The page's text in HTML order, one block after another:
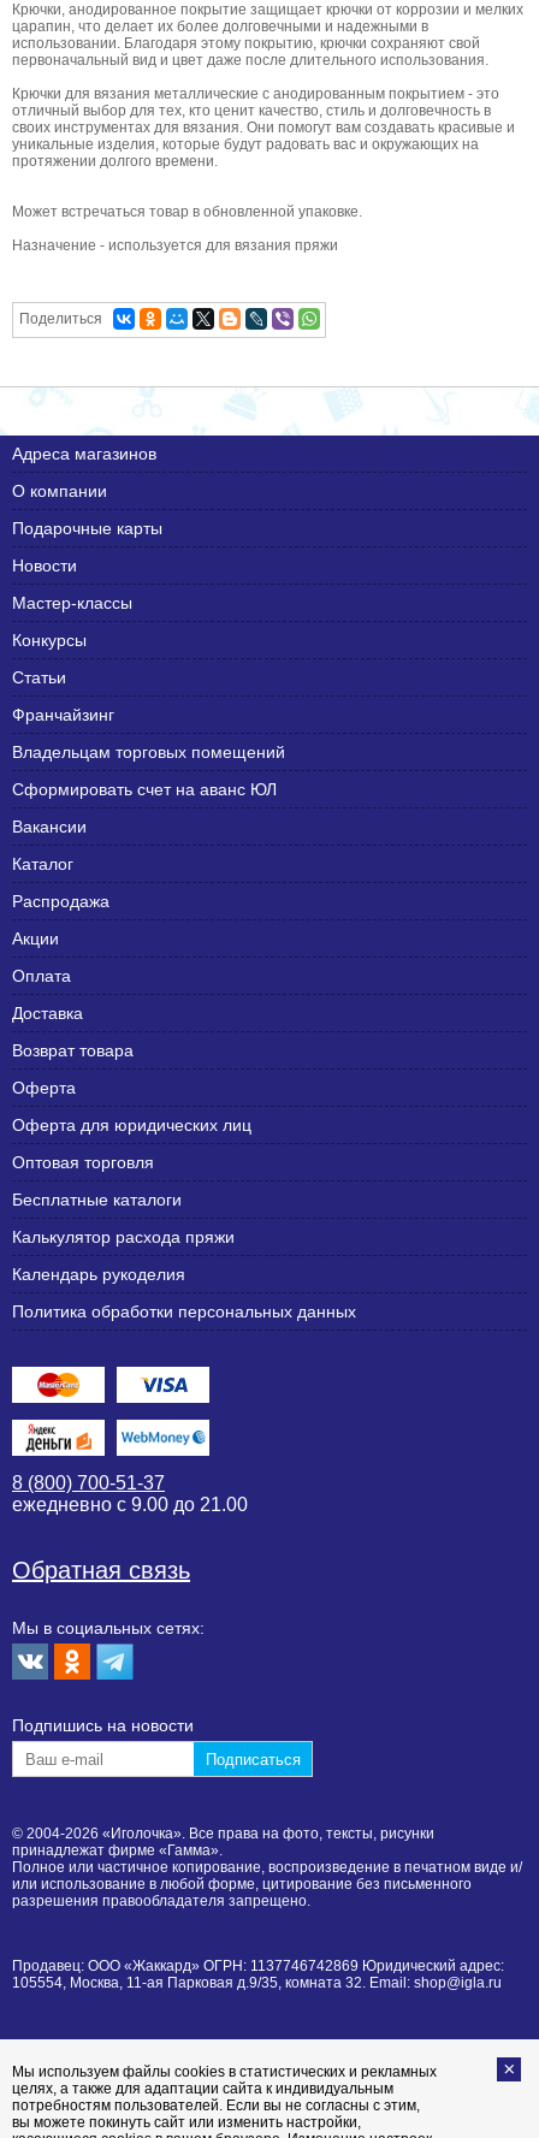
Крючки, анодированное покрытие защищает крючки от коррозии и мелких
царапин, что делает их более долговечными и надежными в
использовании. Благодаря этому покрытию, крючки сохраняют свой
первоначальный вид и цвет даже после длительного использования.
Крючки для вязания металлические с анодированным покрытием - это
отличный выбор для тех, кто ценит качество, стиль и долговечность в
своих инструментах для вязания. Они помогут вам создавать красивые и
уникальные изделия, которые будут радовать вас и окружающих на
протяжении долгого времени.
Может встречаться товар в обновленной упаковке.
Назначение - используется для вязания пряжи
Поделиться
Адреса магазинов
О компании
Подарочные карты
Новости
Мастер-классы
Конкурсы
Статьи
Франчайзинг
Владельцам торговых помещений
Сформировать счет на аванс ЮЛ
Вакансии
Каталог
Распродажа
Акции
Оплата
Доставка
Возврат товара
Оферта
Оферта для юридических лиц
Оптовая торговля
Бесплатные каталоги
Калькулятор расхода пряжи
Календарь рукоделия
Политика обработки персональных данных
8 (800) 700-51-37
ежедневно с 9.00 до 21.00
Обратная связь
Мы в социальных сетях:
Подпишиcь на новости
© 2004-2026 «Иголочка». Все права на фото, тексты, рисунки
принадлежат фирме «Гамма».
Полное или частичное копирование, воспроизведение в печатном виде и/
или использование в любой форме, цитирование без письменного
разрешения правообладателя запрещено.
Продавец: ООО «Жаккард» ОГРН: 1137746742869 Юридический адрес:
105554, Москва, 11-ая Парковая д.9/35, комната 32. Email: shop@igla.ru
Мы используем файлы cookies в статистических и рекламных
целях, а также для адаптации сайта к индивидуальным
потребностям пользователей. Если вы не согласны с этим,
вы можете покинуть сайт или изменить настройки,